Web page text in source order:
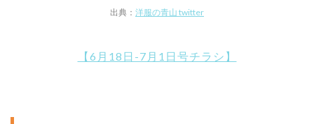
出典： 洋服の青山 twitter
【6月18日-7月1日号チラシ】